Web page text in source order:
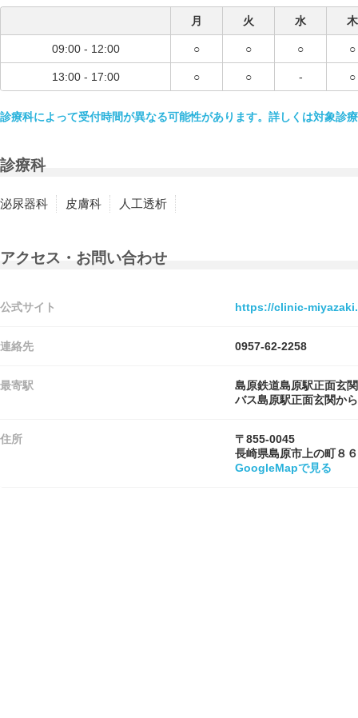
月 火 水 木
09:00 - 12:00 ○ ○ ○ ○
13:00 - 17:00 ○ ○ - ○
診療科によって受付時間が異なる可能性があります。詳しくは対象診
診療科
泌尿器科 皮膚科 人工透析
アクセス・お問い合わせ
公式サイト https://clinic-
連絡先 0957-62-2258
最寄駅
島原鉄道島原駅正面玄
バス島原駅正面玄関か
住所
〒855-0045
長崎県島原市上の町８
GoogleMapで見る